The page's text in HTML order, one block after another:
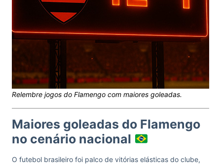
Relembre jogos do Flamengo com maiores goleadas.
Maiores goleadas do Flamengo
no cenário nacional
O futebol brasileiro foi palco de vitórias elásticas do clube,